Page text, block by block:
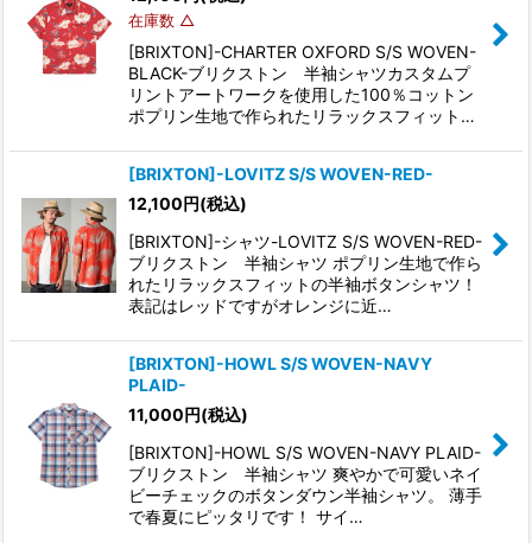
在庫数 △
[BRIXTON]-CHARTER OXFORD S/S WOVEN-
BLACK-ブリクストン 半袖シャツカスタムプ
リントアートワークを使用した100％コットン
ポプリン生地で作られたリラックスフィット…
[BRIXTON]-LOVITZ S/S WOVEN-RED-
12,100円(税込)
[BRIXTON]-シャツ-LOVITZ S/S WOVEN-RED-
ブリクストン 半袖シャツ ポプリン生地で作ら
れたリラックスフィットの半袖ボタンシャツ！
表記はレッドですがオレンジに近…
[BRIXTON]-HOWL S/S WOVEN-NAVY
PLAID-
11,000円(税込)
[BRIXTON]-HOWL S/S WOVEN-NAVY PLAID-
ブリクストン 半袖シャツ 爽やかで可愛いネイ
ビーチェックのボタンダウン半袖シャツ。 薄手
で春夏にピッタリです！ サイ…